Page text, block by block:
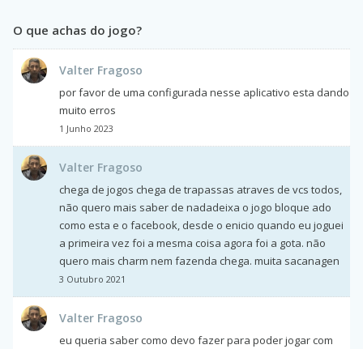
O que achas do jogo?
Valter Fragoso
por favor de uma configurada nesse aplicativo esta dando
muito erros
1 Junho 2023
Valter Fragoso
chega de jogos chega de trapassas atraves de vcs todos,
não quero mais saber de nadadeixa o jogo bloque ado
como esta e o facebook, desde o enicio quando eu joguei
a primeira vez foi a mesma coisa agora foi a gota. não
quero mais charm nem fazenda chega. muita sacanagen
3 Outubro 2021
Valter Fragoso
eu queria saber como devo fazer para poder jogar com